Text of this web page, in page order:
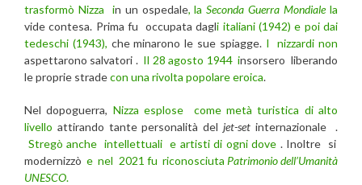
trasformò Nizza in un ospedale, laSeconda Guerra Mondialela
vide contesa. Prima fu occupata dagli italiani (1942) e poi dai
tedeschi (1943), che minarono le sue spiagge. I nizzardi non
aspettarono salvatori .Il 28 agosto 1944 insorsero liberando
le proprie stradecon una rivolta popolare eroica.
Nel dopoguerra, Nizza esplose come metà turistica di alto
livello attirando tante personalità del jet-setinternazionale .
Stregò anche intellettuali e artisti di ogni dove . Inoltre si
modernizzò e nel 2021 fu riconosciuta Patrimonio dell’Umanità
UNESCO.